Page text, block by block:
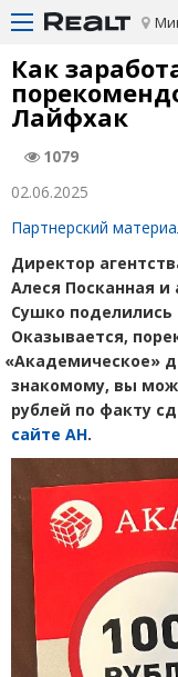
Как
Лайфхак
1079
02.06.2025
Партнерский
Директор
Алеся Посканная и
Сушко
Оказывается,
«Академическое»
знакомому, вы
рублей по факту
сайте АН.